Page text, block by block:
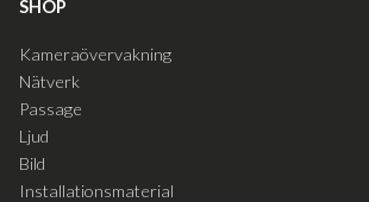
SHOP
Kameraövervakning
Nätverk
Passage
Ljud
Bild
Installationsmaterial